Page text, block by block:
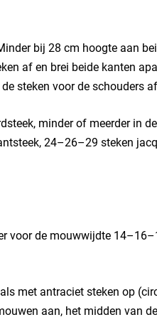
bij 28 cm hoogte aan
af en brei beide kanten
steken voor de schouders
minder of meerder in
24–26–29 steken
voor de mouwwijdte
met antraciet steken op
aan, het midden van